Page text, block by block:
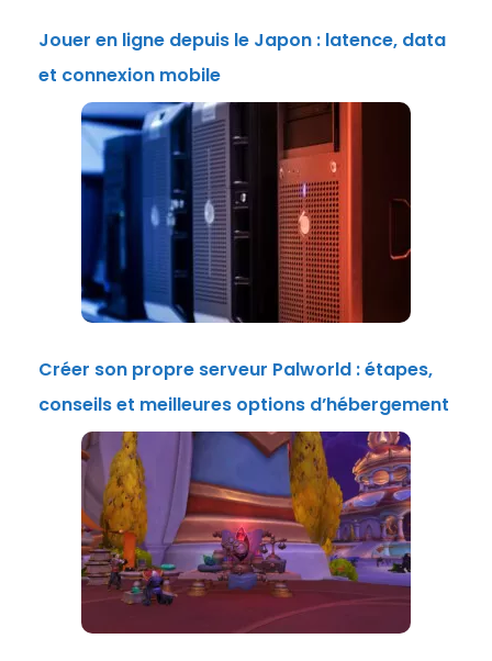
Jouer en ligne depuis le Japon : latence, data
et connexion mobile
Créer son propre serveur Palworld : étapes,
conseils et meilleures options d’hébergement